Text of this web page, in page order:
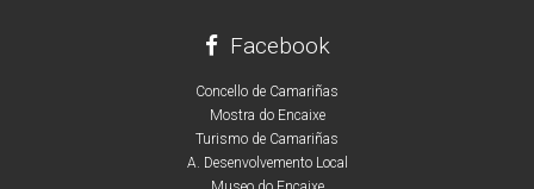
Facebook
Concello de Camariñas
Mostra do Encaixe
Turismo de Camariñas
A. Desenvolvemento Local